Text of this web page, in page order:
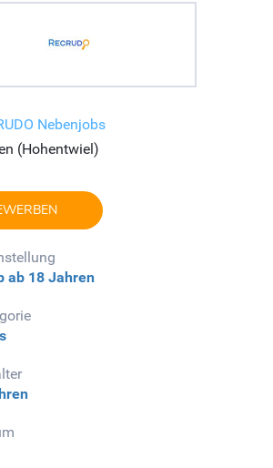
Nebenjobs
(Hohentwiel)
ab 18 Jahren